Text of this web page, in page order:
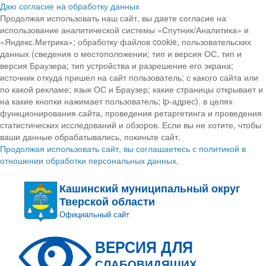
Даю согласие на обработку данных
Продолжая использовать наш сайт, вы даете согласие на
использование аналитической системы «Спутник/Аналитика» и
«Яндекс.Метрика»; обработку файлов cookie, пользовательских
данных (сведения о местоположении; тип и версия ОС, тип и
версия Браузера; тип устройства и разрешение его экрана;
источник откуда пришел на сайт пользователь; с какого сайта или
по какой рекламе; язык ОС и Браузер; какие страницы открывает и
на какие кнопки нажимает пользователь; ip-адрес). в целях
функционирования сайта, проведения ретаргетинга и проведения
статистических исследований и обзоров. Если вы не хотите, чтобы
ваши данные обрабатывались, покиньте сайт.
Продолжая использовать сайт, вы соглашаетесь с политикой в
отношении обработки персональных данных.